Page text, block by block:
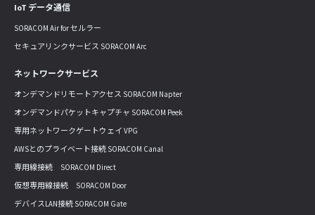
IoT データ通信
SORACOM Air for セルラー
セキュアリンクサービス SORACOM Arc
ネットワークサービス
オンデマンドリモートアクセス SORACOM Napter
オンデマンドパケットキャプチャ SORACOM Peek
専用ネットワークゲートウェイ VPG
AWSとのプライベート接続 SORACOM Canal
専用線接続 SORACOM Direct
仮想専用線接続 SORACOM Door
デバイスLAN接続 SORACOM Gate